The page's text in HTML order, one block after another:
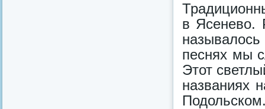
в Ясенево.
песнях мы
Этот
названиях